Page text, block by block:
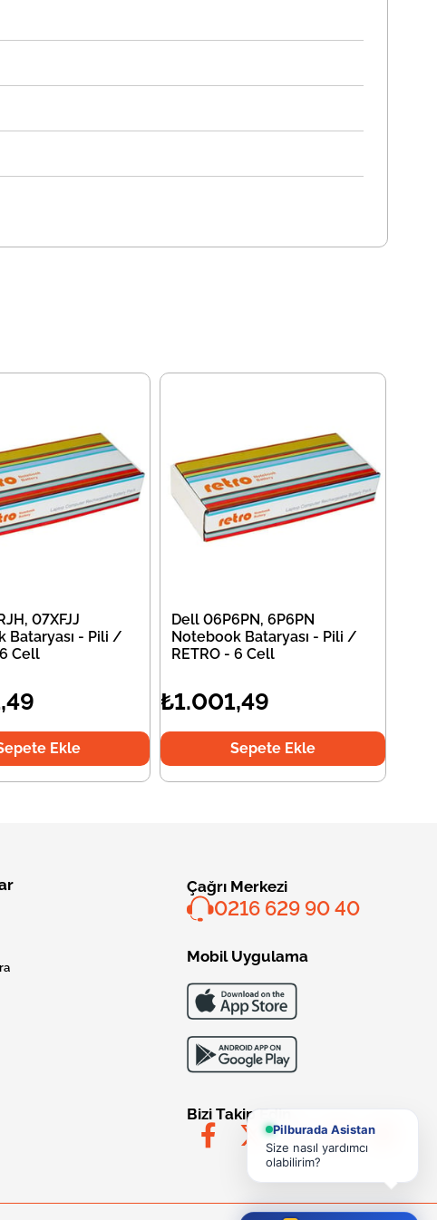
07XFJJ
Bataryası - Pili /
Cell
Ekle
Dell 06P6PN, 6P6PN
Notebook Bataryası - Pili /
RETRO - 6 Cell
₺1.001,49
Sepete Ekle
Çağrı Merkezi
0216 629 90 40
Mobil Uygulama
Bizi Takip Edin
Pilburada Asistan
Size nasıl yardımcı
olabilirim?